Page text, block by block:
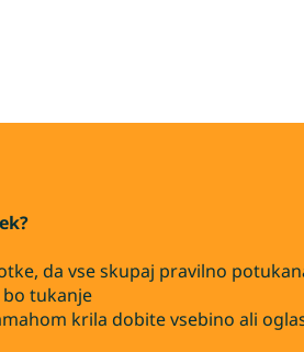
da vse skupaj pravilno
bo tukanje
krila dobite vsebino ali